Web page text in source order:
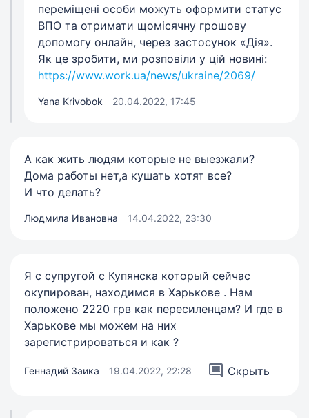
переміщені особи можуть оформити статус
ВПО та отримати щомісячну грошову
допомогу онлайн, через застосунок «Дія».
Як це зробити, ми розповіли у цій новині:
https://www.work.ua/news/ukraine/2069/
Yana Krivobok 20.04.2022, 17:45
А как жить людям которые не выезжали?
Дома работы нет,а кушать хотят все?
И что делать?
Людмила Ивановна 14.04.2022, 23:30
Я с супругой с Купянска который сейчас
окупирован, находимся в Харькове . Нам
положено 2220 грв как пересиленцам? И где в
Харькове мы можем на них
зарегистрироваться и как ?
Геннадий Заика 19.04.2022, 22:28 Скрыть